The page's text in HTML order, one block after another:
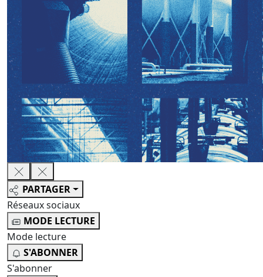
PARTAGER
Réseaux sociaux
MODE LECTURE
Mode lecture
S'ABONNER
S'abonner